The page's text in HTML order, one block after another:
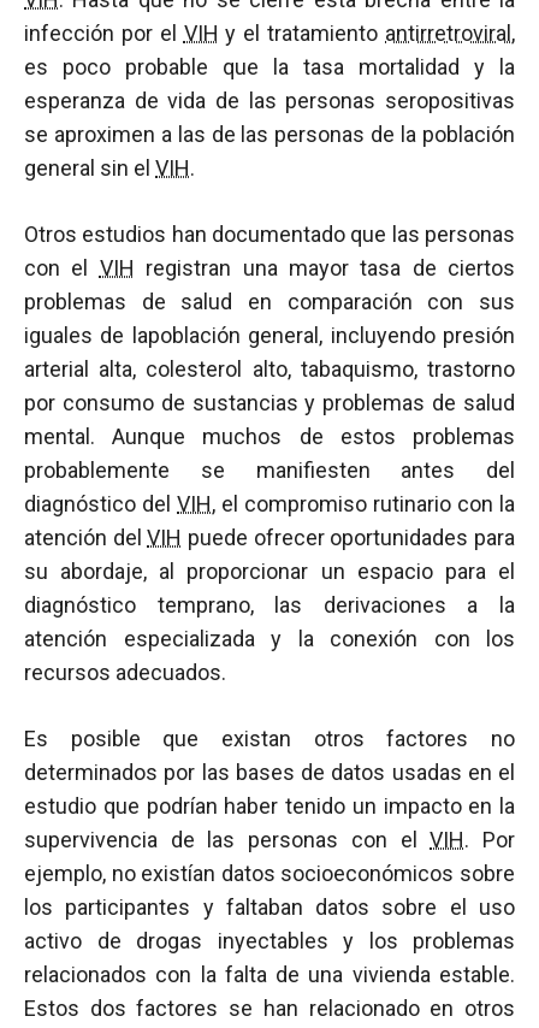
infección por el VIH y el tratamiento antirretroviral ,
es poco probable que la tasa mortalidad y la
esperanza de vida de las personas seropositivas
se aproximen a las de las personas de la población
general sin el VIH.
Otros estudios han documentado que las personas
con el VIH registran una mayor tasa de ciertos
problemas de salud en comparación con sus
iguales de lapoblación general, incluyendo presión
arterial alta, colesterol alto, tabaquismo, trastorno
por consumo de sustancias y problemas de salud
mental. Aunque muchos de estos problemas
probablemente se manifiesten antes del
diagnóstico del VIH, el compromiso rutinario con la
atención delVIH puede ofrecer oportunidades para
su abordaje, al proporcionar un espacio para el
diagnóstico temprano, las derivaciones a la
atención especializada y la conexión con los
recursos adecuados.
Es posible que existan otros factores no
determinados por las bases de datos usadas en el
estudio que podrían haber tenido un impacto en la
supervivencia de las personas con elVIH. Por
ejemplo, no existían datos socioeconómicos sobre
los participantes y faltaban datos sobre el uso
activo de drogas inyectables y los problemas
relacionados con la falta de una vivienda estable.
Estos dos factores se han relacionado en otros